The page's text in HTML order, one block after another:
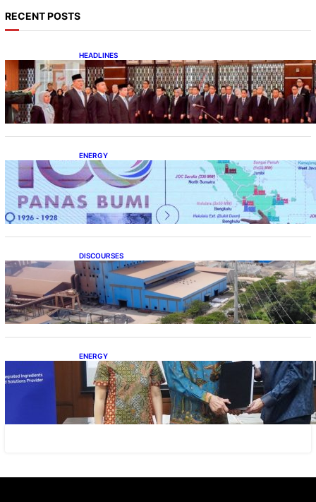
RECENT POSTS
HEADLINES
Lana Saria Dilantik Sebagai Kepala Badan
Geologi
ENERGY
Momentum 100 Tahun Panas Bumi untuk
Akselerasi Pertumbuhan
DISCOURSES
Manfaat Hilirisasi Belum Merata, Pemerintah
Perlu Kaji Ulang Skema DBH
ENERGY
Dukung Operasional, Lautan Luas Perkuat
Implementasi Solusi Energi Terbarukan